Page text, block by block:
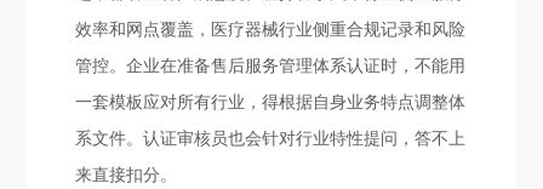
效率和网点覆盖，医疗器械行业侧重合规记录和风险
管控。企业在准备售后服务管理体系认证时，不能用
一套模板应对所有行业，得根据自身业务特点调整体
系文件。认证审核员也会针对行业特性提问，答不上
来直接扣分。